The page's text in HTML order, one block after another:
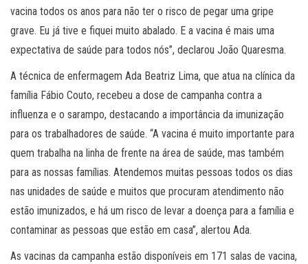
vacina todos os anos para não ter o risco de pegar uma gripe
grave. Eu já tive e fiquei muito abalado. E a vacina é mais uma
expectativa de saúde para todos nós”, declarou João Quaresma.
A técnica de enfermagem Ada Beatriz Lima, que atua na clínica da
família Fábio Couto, recebeu a dose de campanha contra a
influenza e o sarampo, destacando a importância da imunização
para os trabalhadores de saúde. “A vacina é muito importante para
quem trabalha na linha de frente na área de saúde, mas também
para as nossas famílias. Atendemos muitas pessoas todos os dias
nas unidades de saúde e muitos que procuram atendimento não
estão imunizados, e há um risco de levar a doença para a família e
contaminar as pessoas que estão em casa”, alertou Ada.
As vacinas da campanha estão disponíveis em 171 salas de vacina,